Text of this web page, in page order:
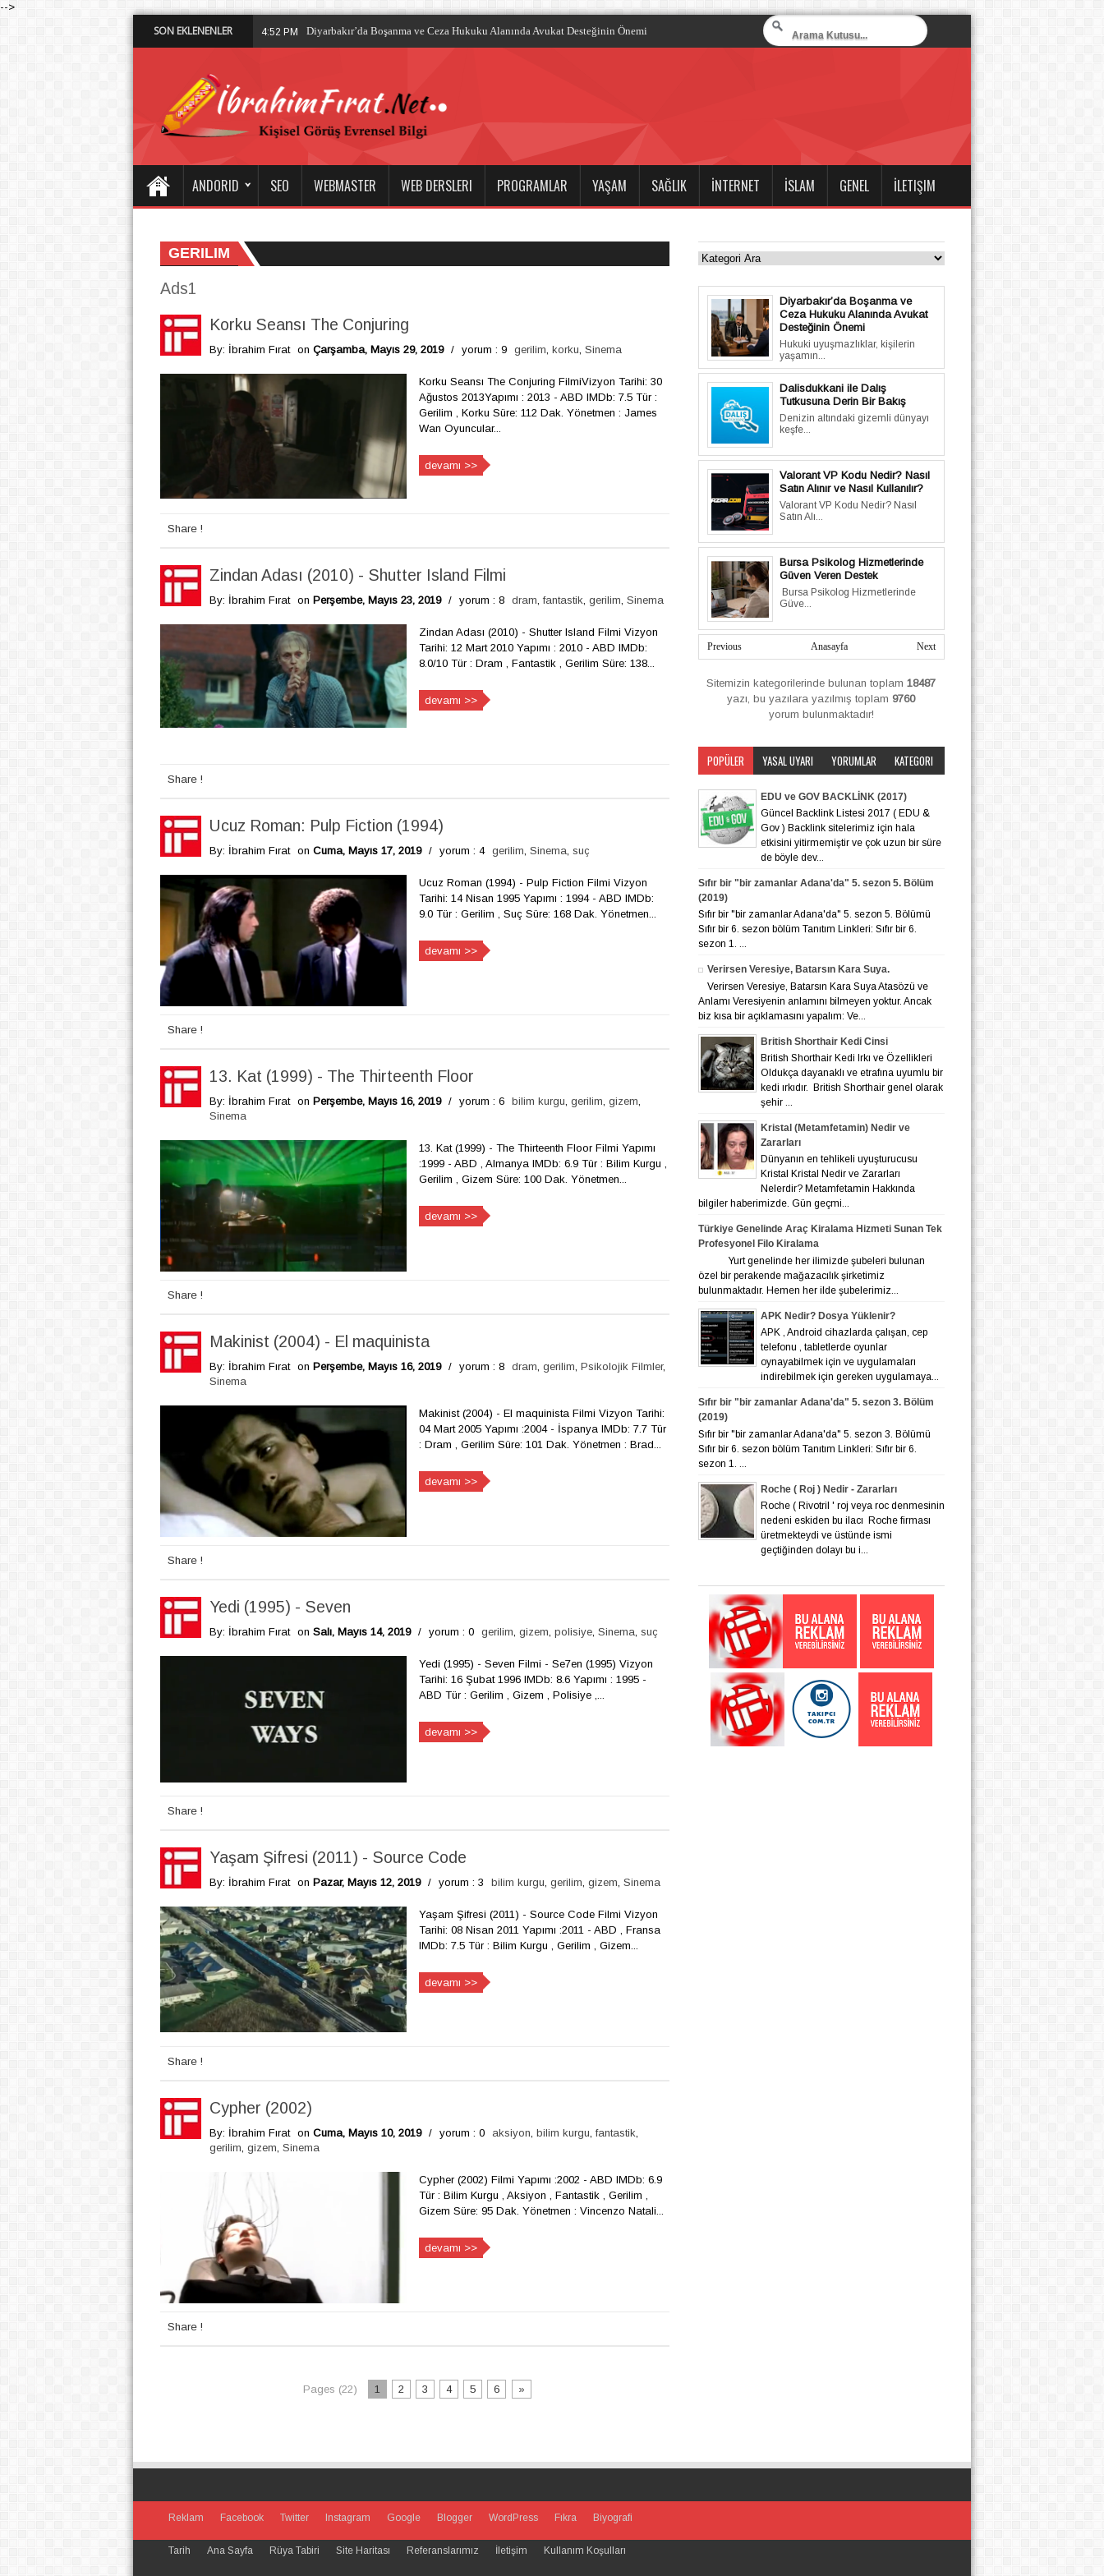
-->
SON EKLENENLER 2:28 PM Dalisdukkani ile Dalış Tu
ANDORID SEO WEBMASTER WEB DERSLERI PROGRAMLAR YAŞAM SAĞLIK İNTERNET İSLAM GENEL İLETIŞIM
GERILIM
Ads1
Korku Seansı The Conjuring
By: İbrahim Fırat on Çarşamba, Mayıs 29, 2019 / yorum : 9 gerilim korku Sinema
Korku Seansı The Conjuring FilmiVizyon Tarihi: 30
Ağustos 2013Yapımı : 2013 - ABD IMDb: 7.5 Tür :
Gerilim , Korku Süre: 112 Dak. Yönetmen : James
Wan Oyuncular...
devamı >>
Share !
Zindan Adası (2010) - Shutter Island Filmi
By: İbrahim Fırat on Perşembe, Mayıs 23, 2019 / yorum : 8 dram ,fantastik gerilim Sinema
Zindan Adası (2010) - Shutter Island Filmi Vizyon
Tarihi: 12 Mart 2010 Yapımı : 2010 - ABD IMDb:
8.0/10 Tür : Dram , Fantastik , Gerilim Süre: 138...
devamı >>
Share !
Ucuz Roman: Pulp Fiction (1994)
By: İbrahim Fırat on Cuma, Mayıs 17, 2019 / yorum : 4 gerilim Sinema suç
Ucuz Roman (1994) - Pulp Fiction Filmi Vizyon
Tarihi: 14 Nisan 1995 Yapımı : 1994 - ABD IMDb:
9.0 Tür : Gerilim , Suç Süre: 168 Dak. Yönetmen...
devamı >>
Share !
13. Kat (1999) - The Thirteenth Floor
By: İbrahim Fırat on Perşembe, Mayıs 16, 2019 / yorum : 6 bilim kurgu gerilim gizem
Sinema
13. Kat (1999) - The Thirteenth Floor Filmi Yapımı
:1999 - ABD , Almanya IMDb: 6.9 Tür : Bilim Kurgu ,
Gerilim , Gizem Süre: 100 Dak. Yönetmen...
devamı >>
Share !
Makinist (2004) - El maquinista
By: İbrahim Fırat on Perşembe, Mayıs 16, 2019 / yorum : 8 dram gerilim Psikolojik Filmler,
Sinema
Makinist (2004) - El maquinista Filmi Vizyon Tarihi:
04 Mart 2005 Yapımı :2004 - İspanya IMDb: 7.7 Tür
: Dram , Gerilim Süre: 101 Dak. Yönetmen : Brad...
devamı >>
Share !
Yedi (1995) - Seven
By: İbrahim Fırat on Salı, Mayıs 14, 2019 / yorum : 0 gerilim gizem polisiye, Sinema suç
Yedi (1995) - Seven Filmi - Se7en (1995) Vizyon
Tarihi: 16 Şubat 1996 IMDb: 8.6 Yapımı : 1995 -
ABD Tür : Gerilim , Gizem , Polisiye ,...
devamı >>
Share !
Yaşam Şifresi (2011) - Source Code
By: İbrahim Fırat on Pazar, Mayıs 12, 2019 / yorum : 3 bilim kurgu gerilim gizem Sinema
Yaşam Şifresi (2011) - Source Code Filmi Vizyon
Tarihi: 08 Nisan 2011 Yapımı :2011 - ABD , Fransa
IMDb: 7.5 Tür : Bilim Kurgu , Gerilim , Gizem...
devamı >>
Share !
Cypher (2002)
By: İbrahim Fırat on Cuma, Mayıs 10, 2019 / yorum : 0 aksiyon bilim kurgu ,fantastik
gerilim gizem Sinema
Cypher (2002) Filmi Yapımı :2002 - ABD IMDb: 6.9
Tür : Bilim Kurgu , Aksiyon , Fantastik , Gerilim ,
Gizem Süre: 95 Dak. Yönetmen : Vincenzo Natali...
devamı >>
Share !
Pages (22) 1 2 3 4 5 6 »
Diyarbakır’da Boşanma ve
Ceza Hukuku Alanında Avukat
Desteğinin Önemi
Hukuki uyuşmazlıklar, kişilerin
yaşamın...
Dalisdukkani ile Dalış
Tutkusuna Derin Bir Bakış
Denizin altındaki gizemli dünyayı
keşfe...
Valorant VP Kodu Nedir? Nasıl
Satın Alınır ve Nasıl Kullanılır?
Valorant VP Kodu Nedir? Nasıl
Satın Alı...
Bursa Psikolog Hizmetlerinde
Güven Veren Destek
Bursa Psikolog Hizmetlerinde
Güve...
Previous Next
Anasayfa
Sitemizin kategorilerinde bulunan toplam 18487
yazı, bu yazılara yazılmış toplam 9760
yorum bulunmaktadır!
POPÜLER YASAL UYARI YORUMLAR KATEGORI
EDU ve GOV BACKLİNK (2017)
Güncel Backlink Listesi 2017 ( EDU &
Gov ) Backlink sitelerimiz için hala
etkisini yitirmemiştir ve çok uzun bir süre
de böyle dev...
Sıfır bir "bir zamanlar Adana'da" 5. sezon 5. Bölüm
(2019)
Sıfır bir "bir zamanlar Adana'da" 5. sezon 5. Bölümü
Sıfır bir 6. sezon bölüm Tanıtım Linkleri: Sıfır bir 6.
sezon 1. ...
Verirsen Veresiye, Batarsın Kara Suya.
Verirsen Veresiye, Batarsın Kara Suya Atasözü ve
Anlamı Veresiyenin anlamını bilmeyen yoktur. Ancak
biz kısa bir açıklamasını yapalım: Ve...
British Shorthair Kedi Cinsi
British Shorthair Kedi Irkı ve Özellikleri
Oldukça dayanaklı ve etrafına uyumlu bir
kedi ırkıdır. British Shorthair genel olarak
şehir ...
Kristal (Metamfetamin) Nedir ve
Zararları
Dünyanın en tehlikeli uyuşturucusu
Kristal Kristal Nedir ve Zararları
Nelerdir? Metamfetamin Hakkında
bilgiler haberimizde. Gün geçmi...
Türkiye Genelinde Araç Kiralama Hizmeti Sunan Tek
Profesyonel Filo Kiralama
Yurt genelinde her ilimizde şubeleri bulunan
özel bir perakende mağazacılık şirketimiz
bulunmaktadır. Hemen her ilde şubelerimiz...
APK Nedir? Dosya Yüklenir?
APK , Android cihazlarda çalışan, cep
telefonu , tabletlerde oyunlar
oynayabilmek için ve uygulamaları
indirebilmek için gereken uygulamaya...
Sıfır bir "bir zamanlar Adana'da" 5. sezon 3. Bölüm
(2019)
Sıfır bir "bir zamanlar Adana'da" 5. sezon 3. Bölümü
Sıfır bir 6. sezon bölüm Tanıtım Linkleri: Sıfır bir 6.
sezon 1. ...
Roche ( Roj ) Nedir - Zararları
Roche ( Rivotril ' roj veya roc denmesinin
nedeni eskiden bu ilacı Roche firması
üretmekteydi ve üstünde ismi
geçtiğinden dolayı bu i...
Reklam Facebook Twitter Instagram Google Blogger WordPress Fıkra Biyografi
Tarih Ana Sayfa Rüya Tabiri Site Haritası Referanslarımız İletişim Kullanım Koşulları